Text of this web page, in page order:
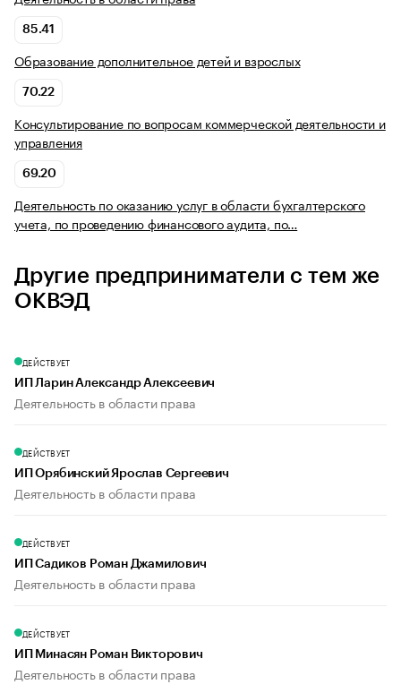
85.41
Образование дополнительное детей и взрослых
70.22
Консультирование по вопросам коммерческой деятельности и
управления
69.20
Деятельность по оказанию услуг в области бухгалтерского
учета, по проведению финансового аудита, по…
Другие предприниматели с тем же
ОКВЭД
ДЕЙСТВУЕТ
ИП Ларин Александр Алексеевич
Деятельность в области права
ДЕЙСТВУЕТ
ИП Орябинский Ярослав Сергеевич
Деятельность в области права
ДЕЙСТВУЕТ
ИП Садиков Роман Джамилович
Деятельность в области права
ДЕЙСТВУЕТ
ИП Минасян Роман Викторович
Деятельность в области права